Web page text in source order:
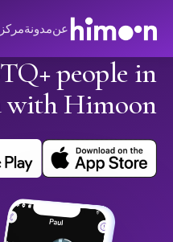
عنمدونة
people in
with Himoon